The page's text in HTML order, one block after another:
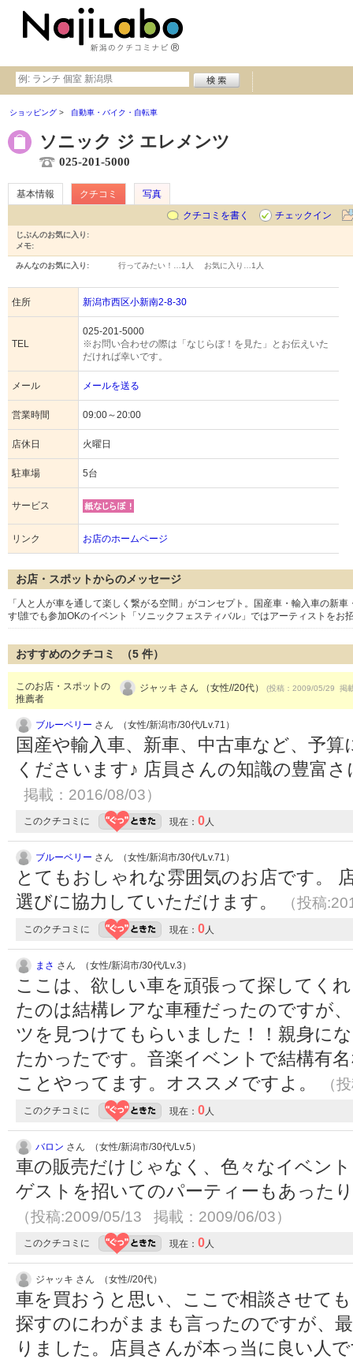
ショッピング 自動車・バイク・自転車
ソニック ジ エレメンツ
025-201-5000
基本情報 クチコミ
写真
クチコミを書く
チェックイン
じぶんのお気に入り:
メモ:
みんなのお気に入り: 行ってみたい！… 1人 お気に入り… 1人
住所 新潟市西区小新南2-8-30
TEL
025-201-5000
※お問い合わせの際は「なじらぼ！を見た」とお伝えいた
だければ幸いです。
メール メールを送る
営業時間 09:00～20:00
店休日 火曜日
駐車場 5台
サービス
リンク お店のホームページ
お店・スポットからのメッセージ
「人と人が車を通して楽しく繋がる空間」がコンセプト。国産車・輸入車の新
す!誰でも参加OKのイベント「ソニックフェスティバル」ではアーティストをお
おすすめのクチコミ （5 件）
このお店・スポットの
推薦者
ジャッキ さん （女性//20代） (投稿：2009/05/29 掲
ブルーベリー さん （女性/新潟市/30代/Lv.71）
国産や輸入車、新車、中古車など、予
くださいます♪ 店員さんの知識の豊富
掲載：2016/08/03）
このクチコミに 現在： 0人
ブルーベリー さん （女性/新潟市/30代/Lv.71）
とてもおしゃれな雰囲気のお店です。
選びに協力していただけます。
（投稿
このクチコミに 現在： 0人
まさ さん （女性/新潟市/30代/Lv.3）
ここは、欲しい車を頑張って探してく
たのは結構レアな車種だったのですが
ツを見つけてもらいました！！親身に
たかったです。音楽イベントで結構有
ことやってます。オススメですよ。
（
このクチコミに 現在： 0人
バロン さん （女性/新潟市/30代/Lv.5）
車の販売だけじゃなく、色々なイベン
ゲストを招いてのパーティーもあった
（投稿:2009/05/13 掲載：2009/06/03）
このクチコミに 現在： 0人
ジャッキ さん （女性//20代）
車を買おうと思い、ここで相談させて
探すのにわがままも言ったのですが、
りました。店員さんが本っ当に良い人